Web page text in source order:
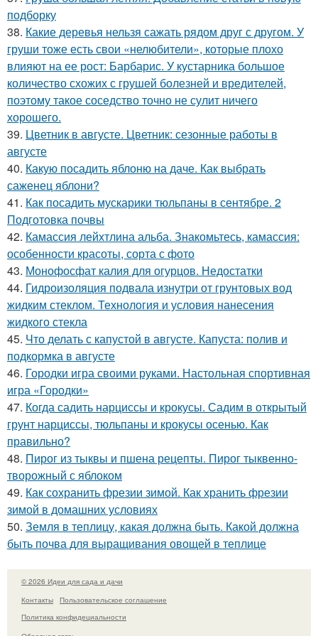
подборку
38. Какие деревья нельзя сажать рядом друг с другом. У
груши тоже есть свои «нелюбители», которые плохо
влияют на ее рост: Барбарис. У кустарника большое
количество схожих с грушей болезней и вредителей,
поэтому такое соседство точно не сулит ничего
хорошего.
39. Цветник в августе. Цветник: сезонные работы в
августе
40. Какую посадить яблоню на даче. Как выбрать
саженец яблони?
41. Как посадить мускарики тюльпаны в сентябре. 2
Подготовка почвы
42. Камассия лейхтлина альба. Знакомьтесь, камассия:
особенности красоты, сорта с фото
43. Монофосфат калия для огурцов. Недостатки
44. Гидроизоляция подвала изнутри от грунтовых вод
жидким стеклом. Технология и условия нанесения
жидкого стекла
45. Что делать с капустой в августе. Капуста: полив и
подкормка в августе
46. Городки игра своими руками. Настольная спортивная
игра «Городки»
47. Когда садить нарциссы и крокусы. Садим в открытый
грунт нарциссы, тюльпаны и крокусы осенью. Как
правильно?
48. Пирог из тыквы и пшена рецепты. Пирог тыквенно-
творожный с яблоком
49. Как сохранить фрезии зимой. Как хранить фрезии
зимой в домашних условиях
50. Земля в теплицу, какая должна быть. Какой должна
быть почва для выращивания овощей в теплице
© 2026 Идеи для сада и дачи
Контакты
Пользовательское соглашение
Политика конфидециальности